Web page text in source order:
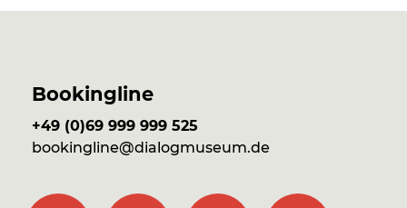
Bookingline
+49 (0)69 999 999 525
bookingline@dialogmuseum.de